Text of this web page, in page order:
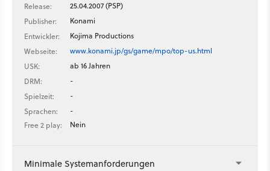
Release:
25.04.2007 (PSP)
Publisher:
Konami
Entwickler:
Kojima Productions
Webseite:
www.konami.jp/gs/game/mpo/top-us.html
USK:
ab 16 Jahren
DRM:
-
Spielzeit:
-
Sprachen:
-
Free 2 play:
Nein
Minimale Systemanforderungen